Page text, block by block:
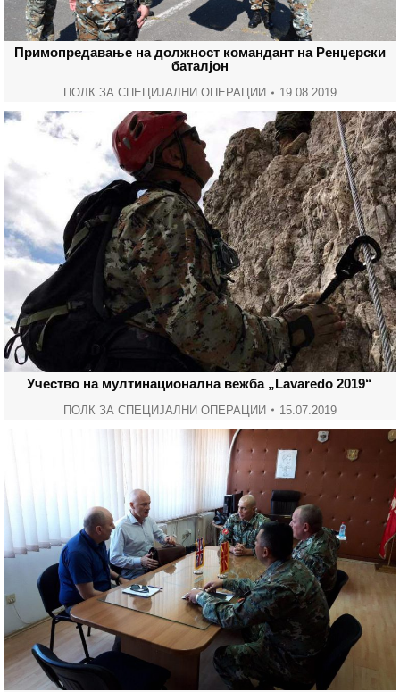
Примопредавање на должност командант на Ренџерски
баталјон
ПОЛК ЗА СПЕЦИЈАЛНИ ОПЕРАЦИИ 19.08.2019
Учество на мултинационална вежба „Lavaredo 2019“
ПОЛК ЗА СПЕЦИЈАЛНИ ОПЕРАЦИИ 15.07.2019